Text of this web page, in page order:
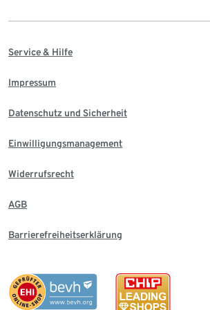
Service & Hilfe
Impressum
Datenschutz und Sicherheit
Einwilligungsmanagement
Widerrufsrecht
AGB
Barrierefreiheitserklärung